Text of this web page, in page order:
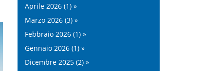
Aprile 2026 (1) »
Marzo 2026 (3) »
Febbraio 2026 (1) »
Gennaio 2026 (1) »
Dicembre 2025 (2) »